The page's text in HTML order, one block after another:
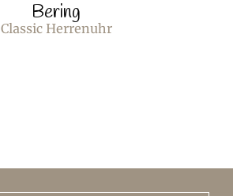
Bering
Classic Herrenuhr